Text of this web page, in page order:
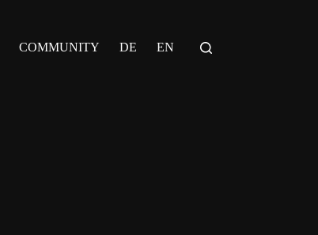
COMMUNITY DE EN